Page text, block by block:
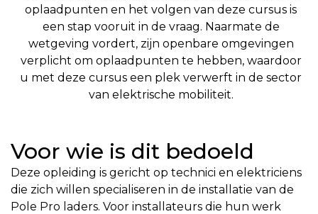
oplaadpunten en het volgen van deze cursus is
een stap vooruit in de vraag. Naarmate de
wetgeving vordert, zijn openbare omgevingen
verplicht om oplaadpunten te hebben, waardoor
u met deze cursus een plek verwerft in de sector
van elektrische mobiliteit.
Voor wie is dit bedoeld
Deze opleiding is gericht op technici en elektriciens
die zich willen specialiseren in de installatie van de
Pole Pro laders. Voor installateurs die hun werk